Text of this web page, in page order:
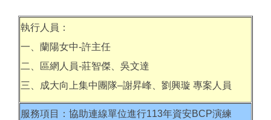
執行人員：
一、蘭陽女中-許主任
二、區網人員-莊智傑、吳文達
三、成大向上集中團隊–謝昇峰、劉興璇 專案人員
服務項目：協助連線單位進行113年資安BCP演練